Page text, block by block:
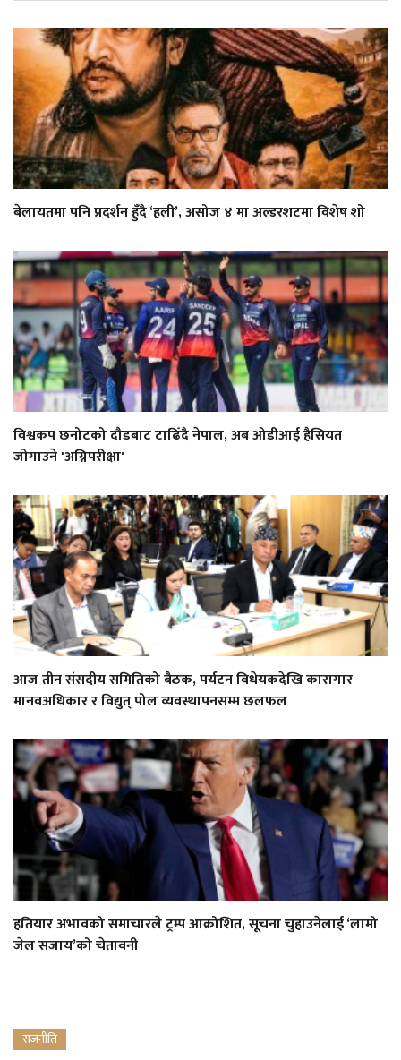
बेलायतमा पनि प्रदर्शन हुँदै ‘हली’, असोज ४ मा अल्डरशटमा विशेष शो
विश्वकप छनोटको दौडबाट टाढिँदै नेपाल, अब ओडीआई हैसियत
जोगाउने 'अग्निपरीक्षा'
आज तीन संसदीय समितिको बैठक, पर्यटन विधेयकदेखि कारागार
मानवअधिकार र विद्युत् पोल व्यवस्थापनसम्म छलफल
हतियार अभावको समाचारले ट्रम्प आक्रोशित, सूचना चुहाउनेलाई ‘लामो
जेल सजाय’को चेतावनी
राजनीति